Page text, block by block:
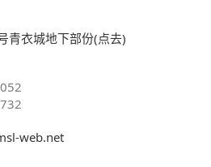
青衣城地下部份(点去)
web.net